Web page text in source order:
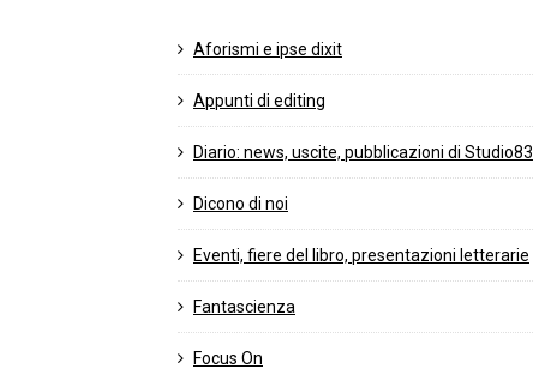
Aforismi e ipse dixit
Appunti di editing
Diario: news, uscite, pubblicazioni di Studio83
Dicono di noi
Eventi, fiere del libro, presentazioni letterarie
Fantascienza
Focus On